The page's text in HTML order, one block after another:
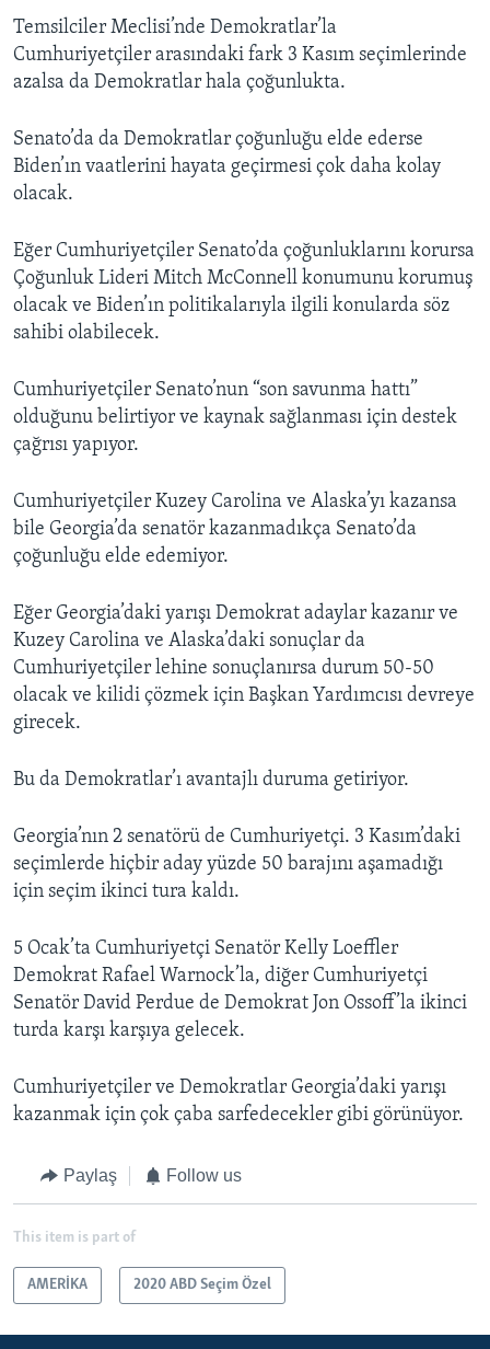
Temsilciler Meclisi’nde Demokratlar’la
Cumhuriyetçiler arasındaki fark 3 Kasım seçimlerinde
azalsa da Demokratlar hala çoğunlukta.
Senato’da da Demokratlar çoğunluğu elde ederse
Biden’ın vaatlerini hayata geçirmesi çok daha kolay
olacak.
Eğer Cumhuriyetçiler Senato’da çoğunluklarını korursa
Çoğunluk Lideri Mitch McConnell konumunu korumuş
olacak ve Biden’ın politikalarıyla ilgili konularda söz
sahibi olabilecek.
Cumhuriyetçiler Senato’nun “son savunma hattı”
olduğunu belirtiyor ve kaynak sağlanması için destek
çağrısı yapıyor.
Cumhuriyetçiler Kuzey Carolina ve Alaska’yı kazansa
bile Georgia’da senatör kazanmadıkça Senato’da
çoğunluğu elde edemiyor.
Eğer Georgia’daki yarışı Demokrat adaylar kazanır ve
Kuzey Carolina ve Alaska’daki sonuçlar da
Cumhuriyetçiler lehine sonuçlanırsa durum 50-50
olacak ve kilidi çözmek için Başkan Yardımcısı devreye
girecek.
Bu da Demokratlar’ı avantajlı duruma getiriyor.
Georgia’nın 2 senatörü de Cumhuriyetçi. 3 Kasım’daki
seçimlerde hiçbir aday yüzde 50 barajını aşamadığı
için seçim ikinci tura kaldı.
5 Ocak’ta Cumhuriyetçi Senatör Kelly Loeffler
Demokrat Rafael Warnock’la, diğer Cumhuriyetçi
Senatör David Perdue de Demokrat Jon Ossoff’la ikinci
turda karşı karşıya gelecek.
Cumhuriyetçiler ve Demokratlar Georgia’daki yarışı
kazanmak için çok çaba sarfedecekler gibi görünüyor.
Paylaş Follow us
This item is part of
AMERİKA 2020 ABD Seçim Özel